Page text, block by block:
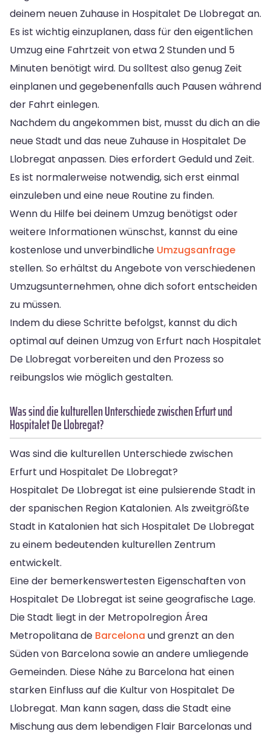
deinem neuen Zuhause in Hospitalet De Llobregat an.
Es ist wichtig einzuplanen, dass für den eigentlichen
Umzug eine Fahrtzeit von etwa 2 Stunden und 5
Minuten benötigt wird. Du solltest also genug Zeit
einplanen und gegebenenfalls auch Pausen während
der Fahrt einlegen.
Nachdem du angekommen bist, musst du dich an die
neue Stadt und das neue Zuhause in Hospitalet De
Llobregat anpassen. Dies erfordert Geduld und Zeit.
Es ist normalerweise notwendig, sich erst einmal
einzuleben und eine neue Routine zu finden.
Wenn du Hilfe bei deinem Umzug benötigst oder
weitere Informationen wünschst, kannst du eine
kostenlose und unverbindliche Umzugsanfrage
stellen. So erhältst du Angebote von verschiedenen
Umzugsunternehmen, ohne dich sofort entscheiden
zu müssen.
Indem du diese Schritte befolgst, kannst du dich
optimal auf deinen Umzug von Erfurt nach Hospitalet
De Llobregat vorbereiten und den Prozess so
reibungslos wie möglich gestalten.
Was sind die kulturellen Unterschiede zwischen Erfurt und
Hospitalet De Llobregat?
Was sind die kulturellen Unterschiede zwischen
Erfurt und Hospitalet De Llobregat?
Hospitalet De Llobregat ist eine pulsierende Stadt in
der spanischen Region Katalonien. Als zweitgrößte
Stadt in Katalonien hat sich Hospitalet De Llobregat
zu einem bedeutenden kulturellen Zentrum
entwickelt.
Eine der bemerkenswertesten Eigenschaften von
Hospitalet De Llobregat ist seine geografische Lage.
Die Stadt liegt in der Metropolregion Área
Metropolitana de Barcelona und grenzt an den
Süden von Barcelona sowie an andere umliegende
Gemeinden. Diese Nähe zu Barcelona hat einen
starken Einfluss auf die Kultur von Hospitalet De
Llobregat. Man kann sagen, dass die Stadt eine
Mischung aus dem lebendigen Flair Barcelonas und